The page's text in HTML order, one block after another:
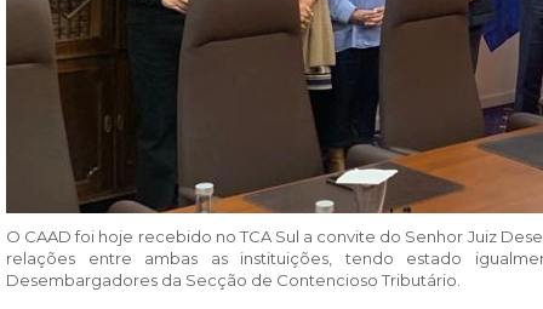
O CAAD foi hoje recebido no TCA Sul a convite do Senhor Juiz
relações entre ambas as instituições, tendo estado
Desembargadores da Secção de Contencioso Tributário.